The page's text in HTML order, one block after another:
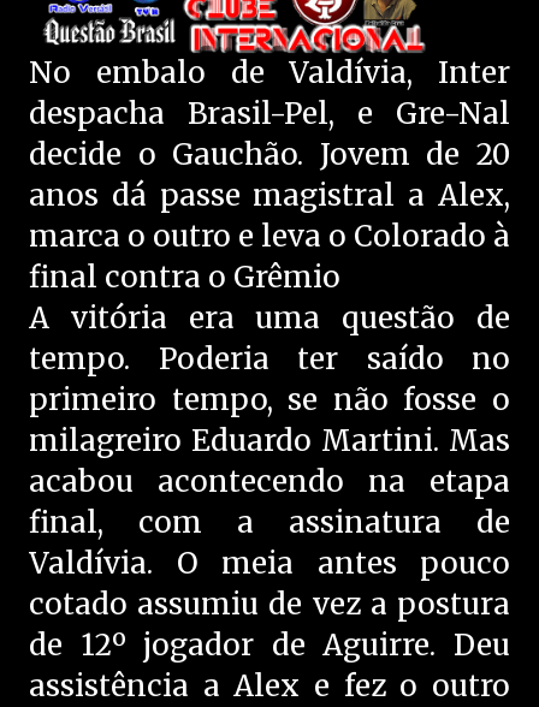
No embalo de Valdívia, Inter
despacha Brasil-Pel, e Gre-Nal
decide o Gauchão. Jovem de 20
anos dá passe magistral a Alex,
marca o outro e leva o Colorado à
final contra o Grêmio
A vitória era uma questão de
tempo. Poderia ter saído no
primeiro tempo, se não fosse o
milagreiro Eduardo Martini. Mas
acabou acontecendo na etapa
final, com a assinatura de
Valdívia. O meia antes pouco
cotado assumiu de vez a postura
de 12º jogador de Aguirre. Deu
assistência a Alex e fez o outro